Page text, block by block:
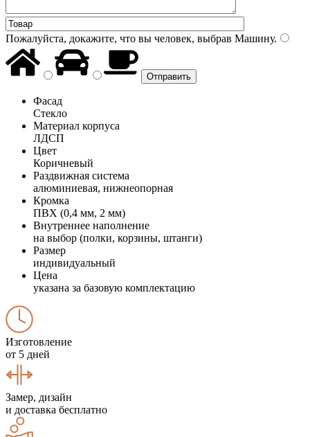
Пожалуйста, докажите, что вы человек, выбрав Машину.
Фасад
Стекло
Материал корпуса
ЛДСП
Цвет
Коричневый
Раздвижная система
алюминиевая, нижнеопорная
Кромка
ПВХ (0,4 мм, 2 мм)
Внутреннее наполнение
на выбор (полки, корзины, штанги)
Размер
индивидуальный
Цена
указана за базовую комплектацию
Изготовление
от 5 дней
Замер, дизайн
и доставка бесплатно